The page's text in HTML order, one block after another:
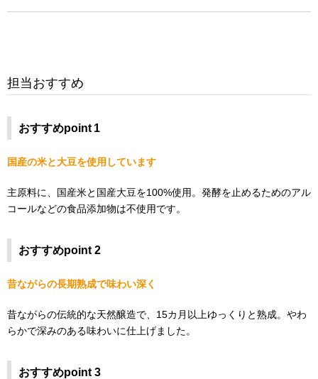
担当おすすめ
おすすめpoint 1
国産の米と大豆を使用しています
主原料に、国産米と国産大豆を100%使用。発酵を止めるためのアル
コールなどの食品添加物は不使用です。
おすすめpoint 2
昔ながらの長期熟成で味わい深く
昔ながらの伝統的な天然醸造で、15カ月以上ゆっくりと熟成。やわ
らかで深みのある味わいに仕上げました。
おすすめpoint 3